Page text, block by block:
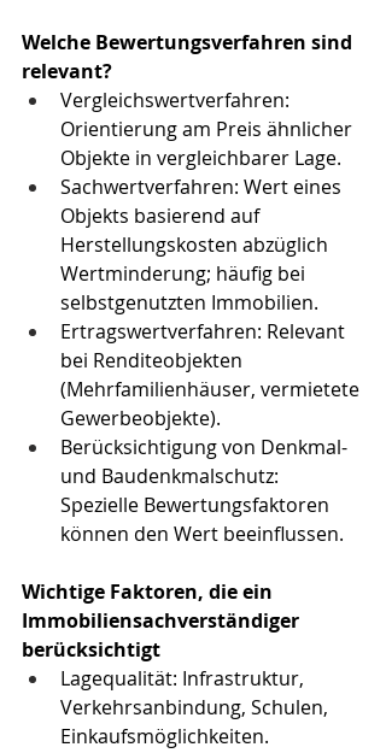
Welche Bewertungsverfahren sind
relevant?
Vergleichswertverfahren:
Orientierung am Preis ähnlicher
Objekte in vergleichbarer Lage.
Sachwertverfahren: Wert eines
Objekts basierend auf
Herstellungskosten abzüglich
Wertminderung; häufig bei
selbstgenutzten Immobilien.
Ertragswertverfahren: Relevant
bei Renditeobjekten
(Mehrfamilienhäuser, vermietete
Gewerbeobjekte).
Berücksichtigung von Denkmal-
und Baudenkmalschutz:
Spezielle Bewertungsfaktoren
können den Wert beeinflussen.
Wichtige Faktoren, die ein
Immobiliensachverständiger
berücksichtigt
Lagequalität: Infrastruktur,
Verkehrsanbindung, Schulen,
Einkaufsmöglichkeiten.